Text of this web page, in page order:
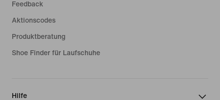
Feedback
Aktionscodes
Produktberatung
Shoe Finder für Laufschuhe
Hilfe